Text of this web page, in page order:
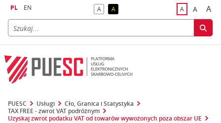
PL EN Akontrast domyślny
Akontrast żółty tekst na czarnym tle
Adomyślna
A A
PUESC Usługi
Cło, Granica i Statystyka
TAX FREE - zwrot VAT podróżnym
Uzyskaj zwrot podatku VAT od towarów wywożonych poza obszar UE